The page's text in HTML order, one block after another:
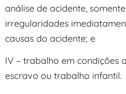
análise de acidente,
irregularidades
causas do acidente; e
IV – trabalho em condições
escravo ou trabalho infantil.